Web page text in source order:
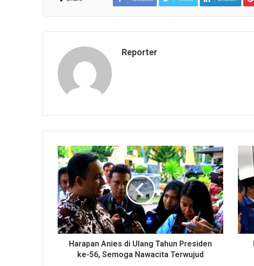
Reporter
Harapan Anies di Ulang Tahun Presiden
ke-56, Semoga Nawacita Terwujud